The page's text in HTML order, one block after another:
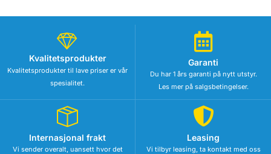
Kvalitetsprodukter
Kvalitetsprodukter til lave priser er vår
spesialitet.
Garanti
Du har 1 års garanti på nytt utstyr.
Les mer på salgsbetingelser.
Internasjonal frakt
Vi sender overalt, uansett hvor det
Leasing
Vi tilbyr leasing, ta kontakt med oss